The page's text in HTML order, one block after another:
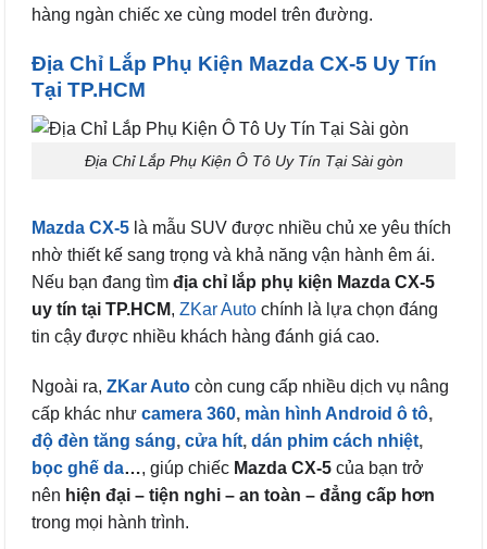
hàng ngàn chiếc xe cùng model trên đường.
Địa Chỉ Lắp Phụ Kiện Mazda CX-5 Uy Tín
Tại TP.HCM
Địa Chỉ Lắp Phụ Kiện Ô Tô Uy Tín Tại Sài gòn
Mazda CX-5 là mẫu SUV được nhiều chủ xe yêu thích
nhờ thiết kế sang trọng và khả năng vận hành êm ái.
Nếu bạn đang tìm địa chỉ lắp phụ kiện Mazda CX-5
uy tín tại TP.HCM, ZKar Auto chính là lựa chọn đáng
tin cậy được nhiều khách hàng đánh giá cao.
Ngoài ra, ZKar Auto còn cung cấp nhiều dịch vụ nâng
cấp khác như camera 360, màn hình Android ô tô,
độ đèn tăng sáng, cửa hít, dán phim cách nhiệt,
bọc ghế da…, giúp chiếc Mazda CX-5 của bạn trở
nên hiện đại – tiện nghi – an toàn – đẳng cấp hơn
trong mọi hành trình.